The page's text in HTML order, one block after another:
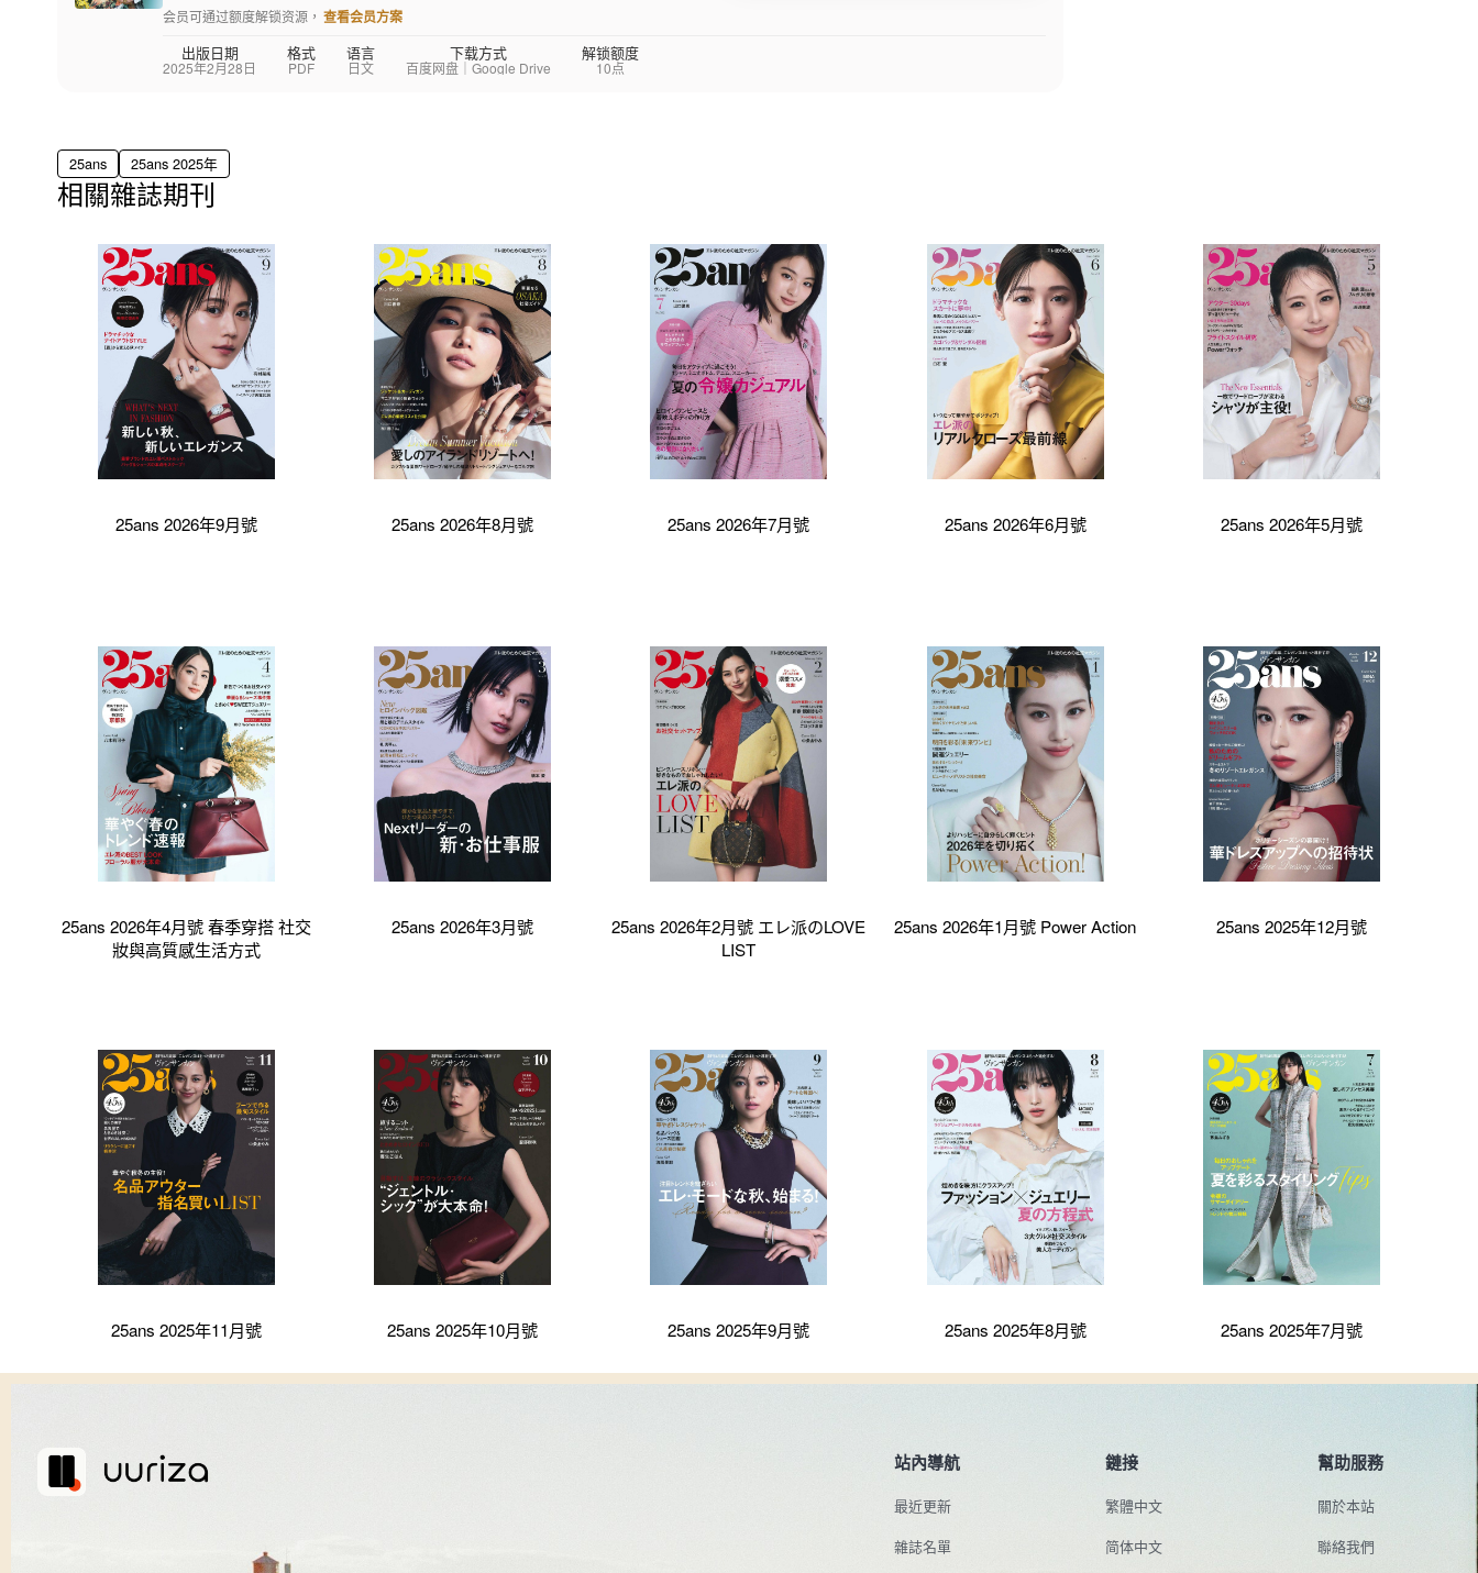
会员可通过额度解锁资源， 查看会员方案
出版日期
2025年2月28日
格式
PDF
语言
日文
下载方式
百度网盘｜Google Drive
解锁额度
10点
25ans 25ans 2025年
相關雜誌期刊
25ans 2026年9月號 25ans 2026年8月號 25ans 2026年7月號 25ans 2026年6月號 25ans 2026年5月號
25ans 2026年4月號 春季穿搭 社交
妝與高質感生活方式
25ans 2026年3月號
25ans 2026年2月號 エレ派のLOVE
LIST
25ans 2026年1月號 Power Action 25ans 2025年12月號
25ans 2025年11月號 25ans 2025年10月號 25ans 2025年9月號 25ans 2025年8月號 25ans 2025年7月號
站內導航
最近更新
雜誌名單
鏈接
繁體中文
简体中文
幫助服務
關於本站
聯絡我們